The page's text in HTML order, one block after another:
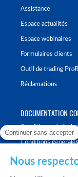
Assistance
Espace actualités
Espace webinaires
Formulaires clients
Outil de trading
Réclamations
DOCUMENTATION
Conditions
Conditions
Continuer sans accepter
Nous